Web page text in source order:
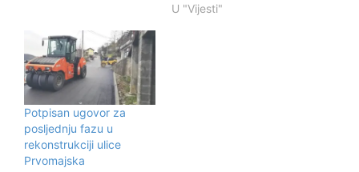
dana potpisan ugovor u
U "Vijesti"
Potpisan ugovor za
posljednju fazu u
rekonstrukciji ulice
Prvomajska